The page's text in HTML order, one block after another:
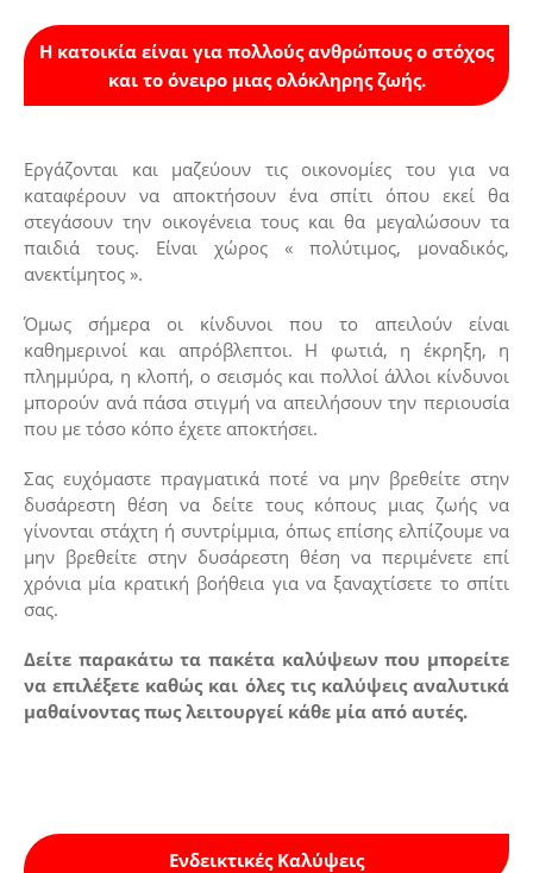
Η κατοικία είναι για πολλούς ανθρώπους ο στόχος
και το όνειρο μιας ολόκληρης ζωής.
Εργάζονται και μαζεύουν τις οικονομίες του για να
καταφέρουν να αποκτήσουν ένα σπίτι όπου εκεί θα
στεγάσουν την οικογένεια τους και θα μεγαλώσουν τα
παιδιά τους. Eίναι χώρος « πολύτιμος, μοναδικός,
ανεκτίμητος ».
Όμως σήμερα οι κίνδυνοι που το απειλούν είναι
καθημερινοί και απρόβλεπτοι. Η φωτιά, η έκρηξη, η
πλημμύρα, η κλοπή, ο σεισμός και πολλοί άλλοι κίνδυνοι
μπορούν ανά πάσα στιγμή να απειλήσουν την περιουσία
που με τόσο κόπο έχετε αποκτήσει.
Σας ευχόμαστε πραγματικά ποτέ να μην βρεθείτε στην
δυσάρεστη θέση να δείτε τους κόπους μιας ζωής να
γίνονται στάχτη ή συντρίμμια, όπως επίσης ελπίζουμε να
μην βρεθείτε στην δυσάρεστη θέση να περιμένετε επί
χρόνια μία κρατική βοήθεια για να ξαναχτίσετε το σπίτι
σας.
Δείτε παρακάτω τα πακέτα καλύψεων που μπορείτε
να επιλέξετε καθώς και όλες τις καλύψεις αναλυτικά
μαθαίνοντας πως λειτουργεί κάθε μία από αυτές.
Ενδεικτικές Καλύψεις